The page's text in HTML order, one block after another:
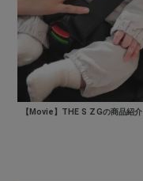
【Movie】THE S ZGの商品紹介